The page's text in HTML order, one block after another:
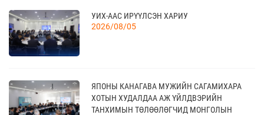
21
10 сар
TEX+ VISION KOREA
04
11 сар
ҮЗЭСГЭЛЭН
УИХ-ААС ИРҮҮЛСЭН ХАРИУ
2026/08/05
ЯПОНЫ КАНАГАВА МУЖИЙН САГАМИХАРА
ХОТЫН ХУДАЛДАА АЖ ҮЙЛДВЭРИЙН
ТАНХИМЫН ТӨЛӨӨЛӨГЧИД МОНГОЛЫН